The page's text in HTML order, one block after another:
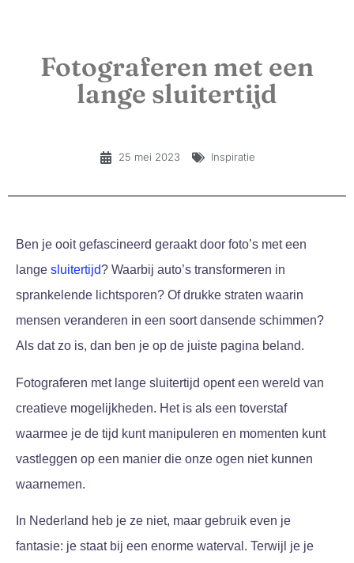
Fotograferen met een
lange sluitertijd
25 mei 2023 Inspiratie
Ben je ooit gefascineerd geraakt door foto’s met een
lange sluitertijd? Waarbij auto’s transformeren in
sprankelende lichtsporen? Of drukke straten waarin
mensen veranderen in een soort dansende schimmen?
Als dat zo is, dan ben je op de juiste pagina beland.
Fotograferen met lange sluitertijd opent een wereld van
creatieve mogelijkheden. Het is als een toverstaf
waarmee je de tijd kunt manipuleren en momenten kunt
vastleggen op een manier die onze ogen niet kunnen
waarnemen.
In Nederland heb je ze niet, maar gebruik even je
fantasie: je staat bij een enorme waterval. Terwijl je je